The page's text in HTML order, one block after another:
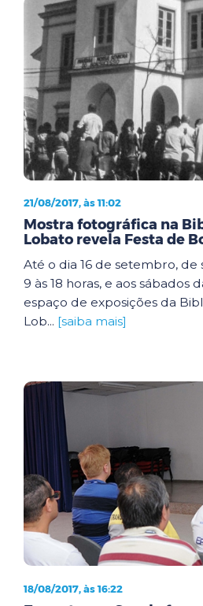
21/08/2017, às 11:02
Mostra fotográfica na
Lobato revela Festa de
Até o dia 16 de setembro, de
9 às 18 horas, e aos sábados
espaço de exposições da
Lob... [saiba mais]
18/08/2017, às 16:22